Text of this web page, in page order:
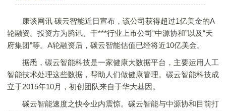
康谈网讯 碳云智能近日宣布，该公司获得超过1亿美金的A
轮融资。投资方为腾讯、干***行业上市公司“中源协和”以及“天
府集团”等。A轮融资后，碳云智能估值已经将近10亿美金。
据悉，碳云智能科技是一家健康大数据平台，主要运用人工
智能技术处理这些数据，帮助人们做健康管理。碳云智能科技成
立于2015年10月，初创团队来自于华大基因。
碳云智能速度之快令业内震惊。碳云智能与中源协和目前打